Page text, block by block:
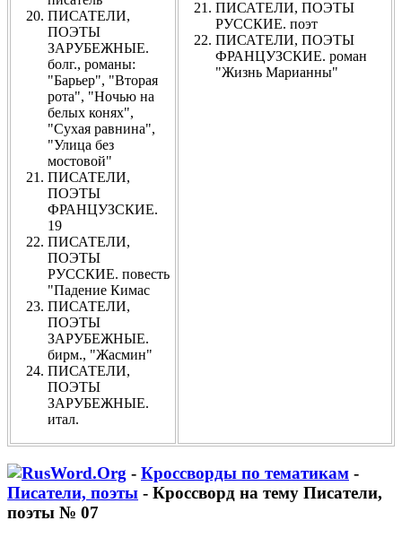
ПИСАТЕЛИ,
ПОЭТЫ
ЗАРУБЕЖНЫЕ.
болг., романы:
"Барьер", "Вторая
рота", "Ночью на
белых конях",
"Сухая равнина",
"Улица без
мостовой"
ПИСАТЕЛИ,
ПОЭТЫ
ФРАНЦУЗСКИЕ.
19
ПИСАТЕЛИ,
ПОЭТЫ
РУССКИЕ. повесть
"Падение Кимас
ПИСАТЕЛИ,
ПОЭТЫ
ЗАРУБЕЖНЫЕ.
бирм., "Жасмин"
ПИСАТЕЛИ,
ПОЭТЫ
ЗАРУБЕЖНЫЕ.
итал.
ПИСАТЕЛИ, ПОЭТЫ
РУССКИЕ. поэт
ПИСАТЕЛИ, ПОЭТЫ
ФРАНЦУЗСКИЕ. роман
"Жизнь Марианны"
- Кроссворды по тематикам -
Писатели, поэты - Кроссворд на тему Писатели,
поэты № 07